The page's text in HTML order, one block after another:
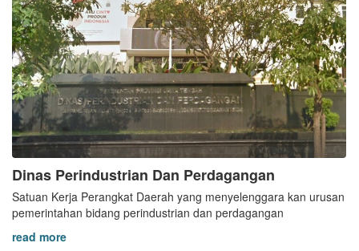
Dinas Perindustrian Dan Perdagangan
Satuan Kerja Perangkat Daerah yang menyelenggara kan urusan
pemerintahan bidang perindustrian dan perdagangan
read more